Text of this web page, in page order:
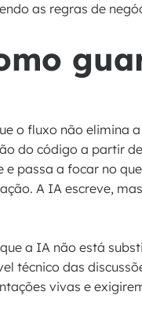
as regras de
o fluxo não elimina
do código a partir
passa a focar no
A IA escreve,
a IA não está
técnico das
vivas e